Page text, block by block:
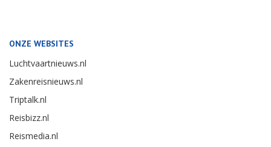
ONZE WEBSITES
Luchtvaartnieuws.nl
Zakenreisnieuws.nl
Triptalk.nl
Reisbizz.nl
Reismedia.nl